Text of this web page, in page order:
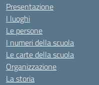
Presentazione
I luoghi
Le persone
I numeri della scuola
Le carte della scuola
Organizzazione
La storia